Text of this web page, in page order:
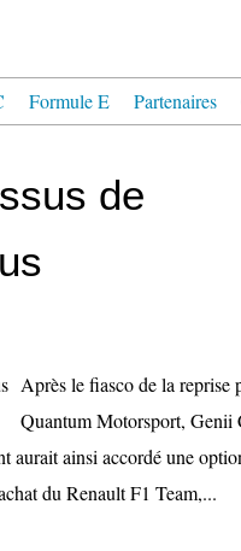
Formule E Partenaires
de
Après le fiasco de la reprise
Quantum Motorsport, Genii
aurait ainsi accordé une
du Renault F1 Team,...